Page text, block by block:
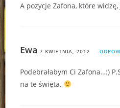
A pozycje Zafona, które
Ewa 7 KWIETNIA, 2012
Podebrałabym Ci Zafona…:)
na te święta.